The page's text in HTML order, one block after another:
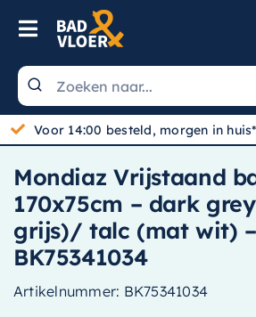
Skip to content
Toggle Navigation
Wastafels
Toiletten
Spiegels
Kranen
Douche
Badkamermeubels
Gratis bezorgd vanaf 100,-
Mondiaz Vrijstaand
170x75cm – dark
grijs)/ talc (mat wit) –
BK75341034
Artikelnummer: BK75341034